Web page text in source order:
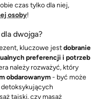
czas tylko dla niej,
osoby!
dwojga?
kluczowe jestdobranie
preferencji i potrzeb
należy rozważyć, który
obdarowanym- być może
detoksykujących
tajski, czy masaż